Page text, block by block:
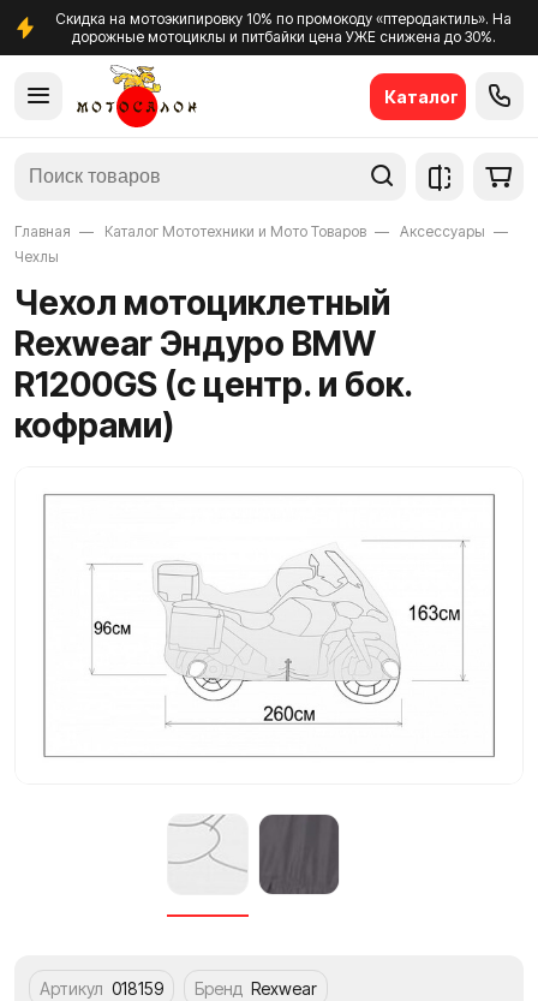
Скидка на мотоэкипировку 10% по промокоду «птеродактиль». На
дорожные мотоциклы и питбайки цена УЖЕ снижена до 30%.
Каталог
Главная Каталог Мототехники и Мото Товаров
Аксессуары
Чехлы
Чехол мотоциклетный
Rexwear Эндуро BMW
R1200GS (с центр. и бок.
кофрами)
Артикул 018159 Бренд Rexwear